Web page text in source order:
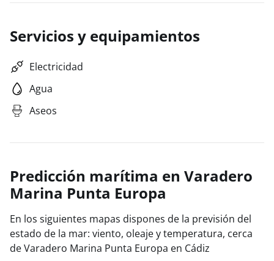
Servicios y equipamientos
Electricidad
Agua
Aseos
Predicción marítima en Varadero
Marina Punta Europa
En los siguientes mapas dispones de la previsión del
estado de la mar: viento, oleaje y temperatura, cerca
de Varadero Marina Punta Europa en Cádiz